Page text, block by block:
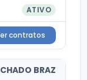
ATIVO
contratos
BRAZ